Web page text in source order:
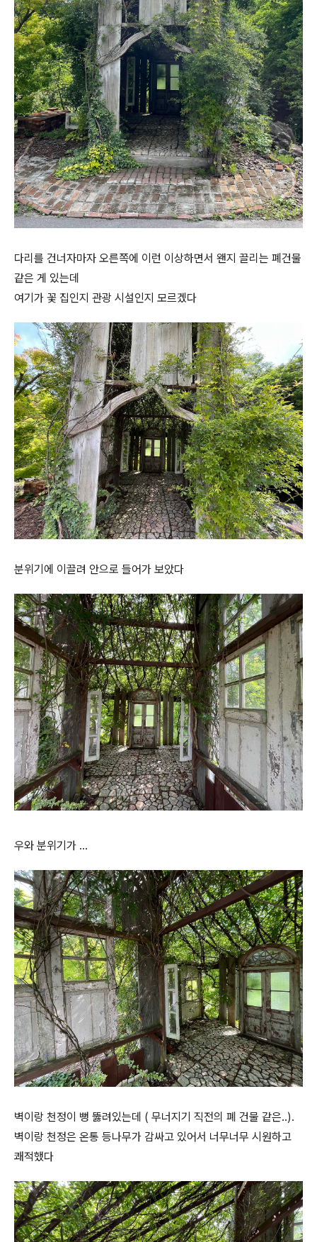
다리를 건너자마자 오른쪽에 이런 이상하면서 왠지 끌리는 폐건물
같은 게 있는데
여기가 꽃 집인지 관광 시설인지 모르겠다
분위기에 이끌려 안으로 들어가 보았다
우와 분위기가 …
벽이랑 천정이 뻥 뚫려있는데 ( 무너지기 직전의 폐 건물 같은..).
벽이랑 천정은 온통 등나무가 감싸고 있어서 너무너무 시원하고
쾌적했다